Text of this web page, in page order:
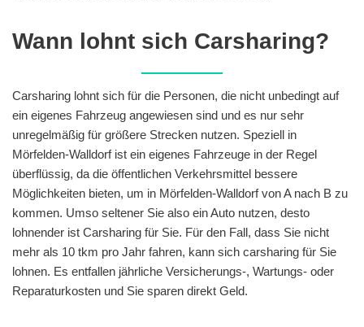
Wann lohnt sich Carsharing?
Carsharing lohnt sich für die Personen, die nicht unbedingt auf
ein eigenes Fahrzeug angewiesen sind und es nur sehr
unregelmäßig für größere Strecken nutzen. Speziell in
Mörfelden-Walldorf ist ein eigenes Fahrzeuge in der Regel
überflüssig, da die öffentlichen Verkehrsmittel bessere
Möglichkeiten bieten, um in Mörfelden-Walldorf von A nach B zu
kommen. Umso seltener Sie also ein Auto nutzen, desto
lohnender ist Carsharing für Sie. Für den Fall, dass Sie nicht
mehr als 10 tkm pro Jahr fahren, kann sich carsharing für Sie
lohnen. Es entfallen jährliche Versicherungs-, Wartungs- oder
Reparaturkosten und Sie sparen direkt Geld.